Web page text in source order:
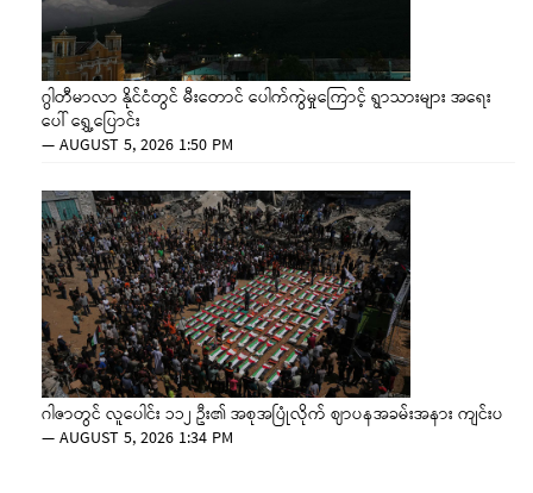
ဂွါတီမာလာ နိုင်ငံတွင် မီးတောင် ပေါက်ကွဲမှုကြောင့် ရွာသားများ အရေး
ပေါ် ရွှေ့ပြောင်း
—AUGUST 5, 2026 1:50 PM
ဂါဇာတွင် လူပေါင်း ၁၁၂ ဦး၏ အစုအပြုံလိုက် ဈာပနအခမ်းအနား ကျင်းပ
—AUGUST 5, 2026 1:34 PM